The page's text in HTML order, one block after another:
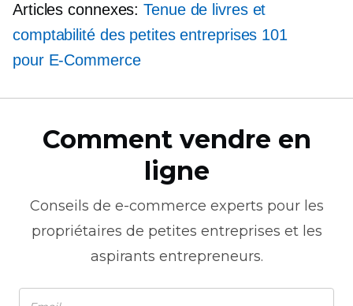
Articles connexes:Tenue de livres et
comptabilité des petites entreprises 101
pour E-Commerce
Comment vendre en
ligne
Conseils de e-commerce experts pour les
propriétaires de petites entreprises et les
aspirants entrepreneurs.